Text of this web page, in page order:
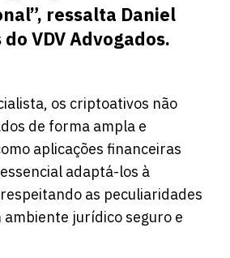
ressalta Daniel
VDV Advogados.
os criptoativos não
de forma ampla e
aplicações financeiras
adaptá-los à
as peculiaridades
jurídico seguro e